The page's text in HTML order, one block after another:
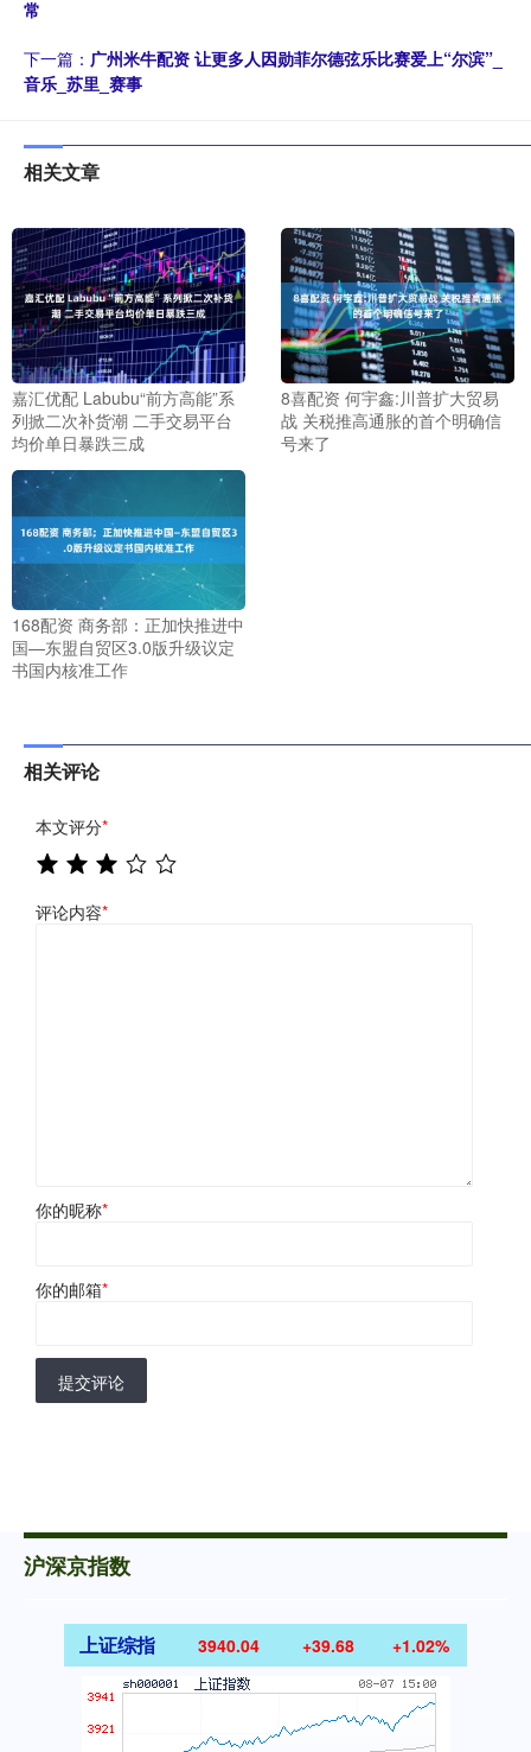
常
下一篇： 广州米牛配资 让更多人因勋菲尔德弦乐比赛爱上“尔滨”_
音乐_苏里_赛事
相关文章
嘉汇优配 Labubu“前方高能”系
列掀二次补货潮 二手交易平台
均价单日暴跌三成
8喜配资 何宇鑫:川普扩大贸易
战 关税推高通胀的首个明确信
号来了
168配资 商务部：正加快推进中
国—东盟自贸区3.0版升级议定
书国内核准工作
相关评论
本文评分*
评论内容*
你的昵称*
你的邮箱*
提交评论
沪深京指数
上证综指 3940.04 +39.68 +1.02%